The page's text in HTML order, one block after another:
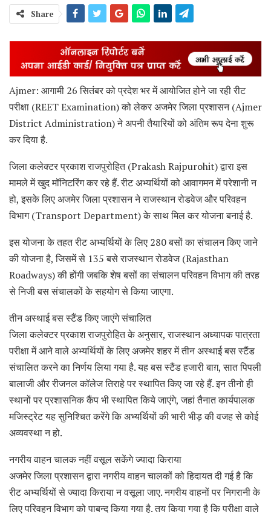
Share
Ajmer: आगामी 26 सितंबर को प्रदेश भर में आयोजित होने जा रही रीट
परीक्षा (REET Examination) को लेकर अजमेर जिला प्रशासन (Ajmer
District Administration) ने अपनी तैयारियों को अंतिम रूप देना शुरू
कर दिया है.
जिला कलेक्टर प्रकाश राजपुरोहित (Prakash Rajpurohit) द्वारा इस
मामले में खुद मॉनिटरिंग कर रहे हैं. रीट अभ्यर्थियों को आवागमन में परेशानी न
हो, इसके लिए अजमेर जिला प्रशासन ने राजस्थान रोडवेज और परिवहन
विभाग (Transport Department) के साथ मिल कर योजना बनाई है.
इस योजना के तहत रीट अभ्यर्थियों के लिए 280 बसों का संचालन किए जाने
की योजना है, जिसमें से 135 बसे राजस्थान रोडवेज (Rajasthan
Roadways) की होंगी जबकि शेष बसों का संचालन परिवहन विभाग की तरह
से निजी बस संचालकों के सहयोग से किया जाएगा.
तीन अस्थाई बस स्टैंड किए जाएंगे संचालित
जिला कलेक्टर प्रकाश राजपुरोहित के अनुसार, राजस्थान अध्यापक पात्रता
परीक्षा में आने वाले अभ्यर्थियों के लिए अजमेर शहर में तीन अस्थाई बस स्टैंड
संचालित करने का निर्णय लिया गया है. यह बस स्टैंड हजारी बाग़, सात पिपली
बालाजी और रीजनल कॉलेज तिराहे पर स्थापित किए जा रहे हैं. इन तीनो ही
स्थानों पर प्रशासनिक कैंप भी स्थापित किये जाएंगे, जहां तैनात कार्यपालक
मजिस्ट्रेट यह सुनिश्चित करेंगे कि अभ्यर्थियों की भारी भीड़ की वजह से कोई
अव्यवस्था न हो.
नगरीय वाहन चालक नहीं वसूल सकेंगे ज्यादा किराया
अजमेर जिला प्रशासन द्वारा नगरीय वाहन चालकों को हिदायत दी गई है कि
रीट अभ्यर्थियों से ज्यादा किराया न वसूला जाए. नगरीय वाहनों पर निगरानी के
लिए परिवहन विभाग को पाबन्द किया गया है. तय किया गया है कि परीक्षा वाले